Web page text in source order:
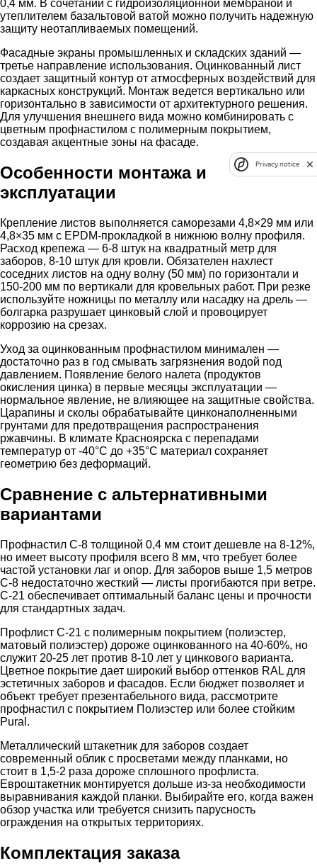
0,4 мм. В сочетании с гидроизоляционной мембраной и
утеплителем базальтовой ватой можно получить надежную
защиту неотапливаемых помещений.
Фасадные экраны промышленных и складских зданий —
третье направление использования. Оцинкованный лист
создает защитный контур от атмосферных воздействий для
каркасных конструкций. Монтаж ведется вертикально или
горизонтально в зависимости от архитектурного решения.
Для улучшения внешнего вида можно комбинировать с
цветным профнастилом с полимерным покрытием,
создавая акцентные зоны на фасаде.
Особенности монтажа и
эксплуатации
Крепление листов выполняется саморезами 4,8×29 мм или
4,8×35 мм с EPDM-прокладкой в нижнюю волну профиля.
Расход крепежа — 6-8 штук на квадратный метр для
заборов, 8-10 штук для кровли. Обязателен нахлест
соседних листов на одну волну (50 мм) по горизонтали и
150-200 мм по вертикали для кровельных работ. При резке
используйте ножницы по металлу или насадку на дрель —
болгарка разрушает цинковый слой и провоцирует
коррозию на срезах.
Уход за оцинкованным профнастилом минимален —
достаточно раз в год смывать загрязнения водой под
давлением. Появление белого налета (продуктов
окисления цинка) в первые месяцы эксплуатации —
нормальное явление, не влияющее на защитные свойства.
Царапины и сколы обрабатывайте цинконаполненными
грунтами для предотвращения распространения
ржавчины. В климате Красноярска с перепадами
температур от -40°C до +35°C материал сохраняет
геометрию без деформаций.
Сравнение с альтернативными
вариантами
Профнастил С-8 толщиной 0,4 мм стоит дешевле на 8-12%,
но имеет высоту профиля всего 8 мм, что требует более
частой установки лаг и опор. Для заборов выше 1,5 метров
С-8 недостаточно жесткий — листы прогибаются при ветре.
С-21 обеспечивает оптимальный баланс цены и прочности
для стандартных задач.
Профлист С-21 с полимерным покрытием (полиэстер,
матовый полиэстер) дороже оцинкованного на 40-60%, но
служит 20-25 лет против 8-10 лет у цинкового варианта.
Цветное покрытие дает широкий выбор оттенков RAL для
эстетичных заборов и фасадов. Если бюджет позволяет и
объект требует презентабельного вида, рассмотрите
профнастил с покрытием Полиэстер или более стойким
Pural.
Металлический штакетник для заборов создает
современный облик с просветами между планками, но
стоит в 1,5-2 раза дороже сплошного профлиста.
Евроштакетник монтируется дольше из-за необходимости
выравнивания каждой планки. Выбирайте его, когда важен
обзор участка или требуется снизить парусность
ограждения на открытых территориях.
Комплектация заказа
Privacy notice